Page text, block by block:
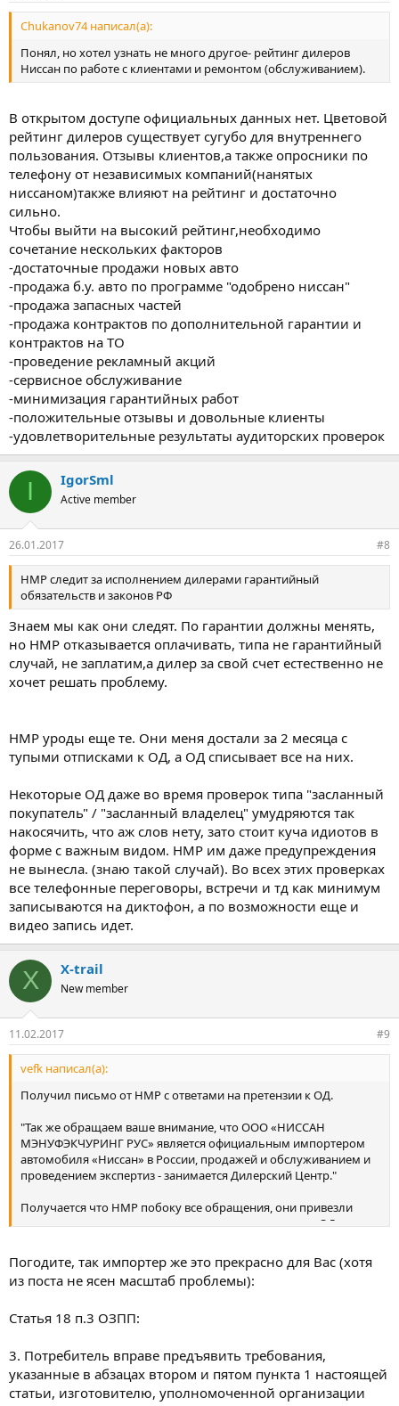
Chukanov74 написал(а):
Понял, но хотел узнать не много другое- рейтинг дилеров
Ниссан по работе с клиентами и ремонтом (обслуживанием).
В открытом доступе официальных данных нет. Цветовой
рейтинг дилеров существует сугубо для внутреннего
пользования. Отзывы клиентов,а также опросники по
телефону от независимых компаний(нанятых
ниссаном)также влияют на рейтинг и достаточно
сильно.
Чтобы выйти на высокий рейтинг,необходимо
сочетание нескольких факторов
-достаточные продажи новых авто
-продажа б.у. авто по программе "одобрено ниссан"
-продажа запасных частей
-продажа контрактов по дополнительной гарантии и
контрактов на ТО
-проведение рекламный акций
-сервисное обслуживание
-минимизация гарантийных работ
-положительные отзывы и довольные клиенты
-удовлетворительные результаты аудиторских проверок
I IgorSml
Active member
26.01.2017 #8
НМР следит за исполнением дилерами гарантийный
обязательств и законов РФ
Знаем мы как они следят. По гарантии должны менять,
но НМР отказывается оплачивать, типа не гарантийный
случай, не заплатим,а дилер за свой счет естественно не
хочет решать проблему.
НМР уроды еще те. Они меня достали за 2 месяца с
тупыми отписками к ОД, а ОД списывает все на них.
Некоторые ОД даже во время проверок типа "засланный
покупатель" / "засланный владелец" умудряются так
накосячить, что аж слов нету, зато стоит куча идиотов в
форме с важным видом. НМР им даже предупреждения
не вынесла. (знаю такой случай). Во всех этих проверках
все телефонные переговоры, встречи и тд как минимум
записываются на диктофон, а по возможности еще и
видео запись идет.
X X-trail
New member
11.02.2017 #9
vefk написал(а):
Получил письмо от НМР с ответами на претензии к ОД.
"Так же обращаем ваше внимание, что ООО «НИССАН
МЭНУФЭКЧУРИНГ РУС» является официальным импортером
автомобиля «Ниссан» в России, продажей и обслуживанием и
проведением экспертиз - занимается Дилерский Центр."
Получается что НМР побоку все обращения, они привезли
машину и все, делов не знают, все остальное в руках ОД.
Погодите, так импортер же это прекрасно для Вас (хотя
из поста не ясен масштаб проблемы):
Статья 18 п.3 ОЗПП:
3. Потребитель вправе предъявить требования,
указанные в абзацах втором и пятом пункта 1 настоящей
статьи, изготовителю, уполномоченной организации